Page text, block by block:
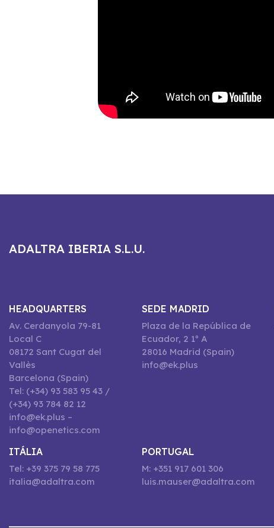
ADALTRA IBERIA S.L.U.
HEADQUARTERS
Av. Cerdanyola 79-81
Local C
08172 Sant Cugat del
Vallès
Barcelona (Spain)
Tel: (+34) 93 583 95 43 /
(+34) 93 784 82 12
info@ek.plus –
info@openetics.com
SEDE MADRID
Plaza de la República de
Ecuador, 2 1º A
28016 Madrid (Spain)
info@ek.plus
ITÁLIA
Tel: +39 375 79 58 775
italia@adaltra.com
PORTUGAL
M: +351 917 601 306
luis.mauser@adaltra.com